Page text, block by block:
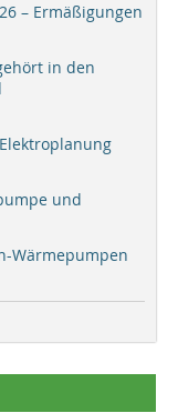
– Ermäßigungen
in den
und
Wärmepumpen